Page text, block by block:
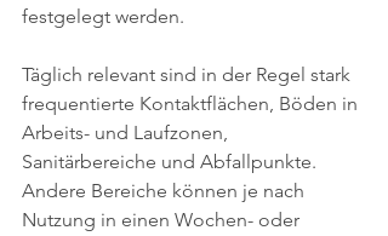
festgelegt werden.
Täglich relevant sind in der Regel stark
frequentierte Kontaktflächen, Böden in
Arbeits- und Laufzonen,
Sanitärbereiche und Abfallpunkte.
Andere Bereiche können je nach
Nutzung in einen Wochen- oder